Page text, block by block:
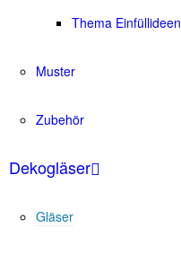
Thema Einfüllideen
Muster
Zubehör
Dekogläser
Gläser